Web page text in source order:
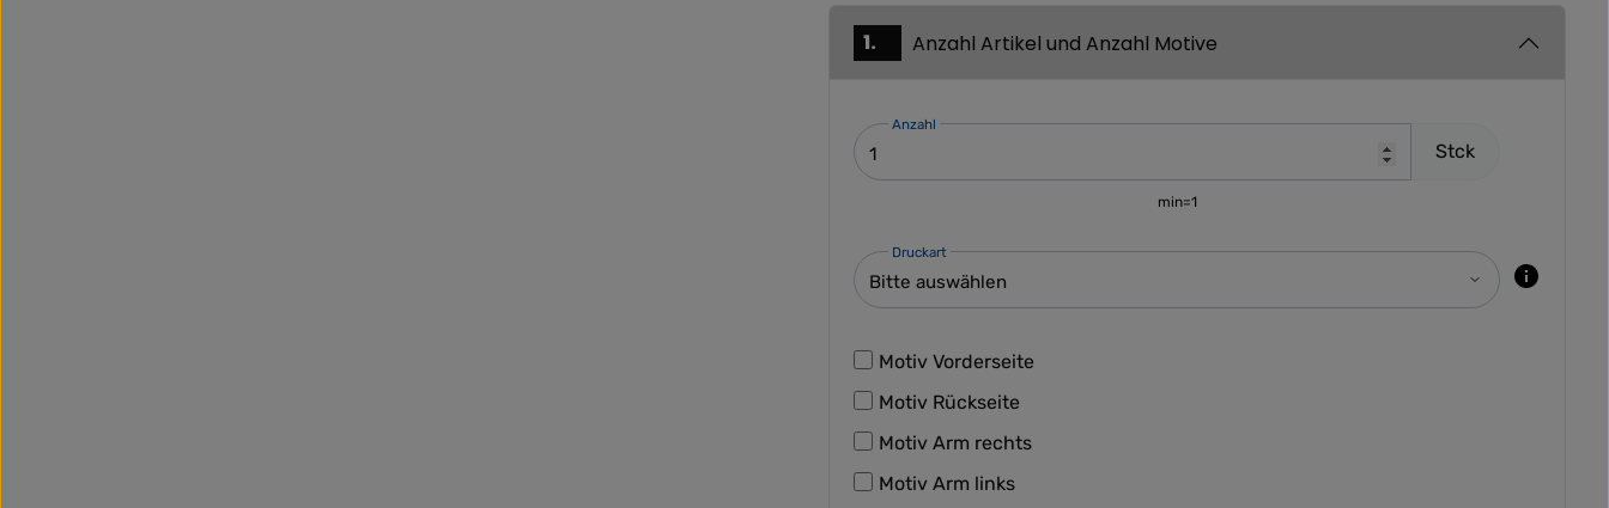
1. Anzahl Artikel und Anzahl Motive
Anzahl
Stck
min=1
Druckart
Motiv Vorderseite
Motiv Rückseite
Motiv Arm rechts
Motiv Arm links